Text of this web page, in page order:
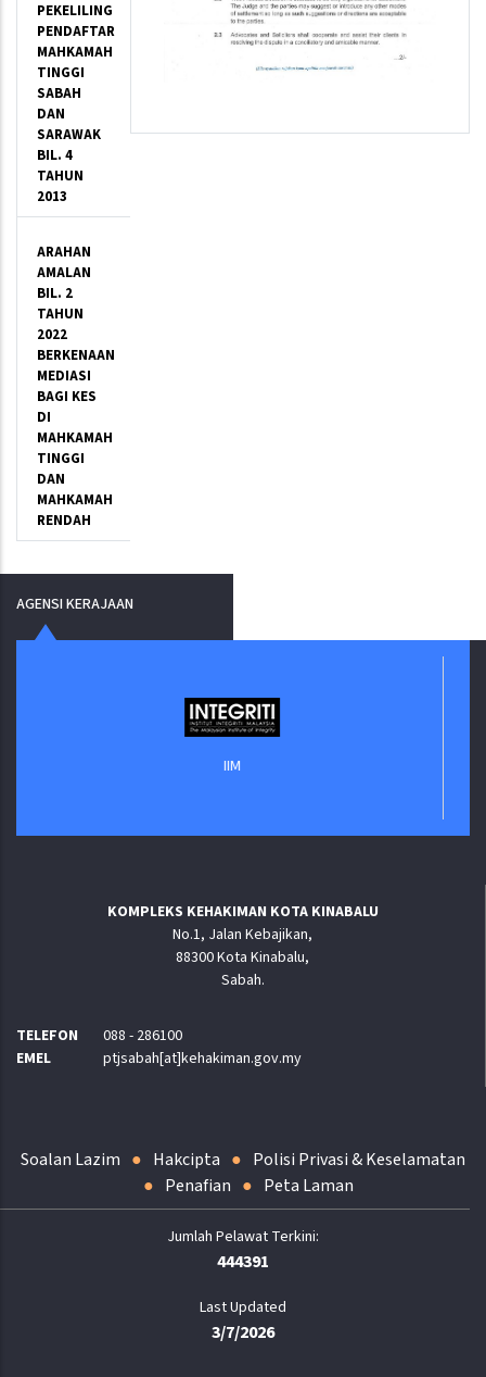
PEKELILING
PENDAFTAR
MAHKAMAH
TINGGI
SABAH
DAN
SARAWAK
BIL. 4
TAHUN
2013
ARAHAN
AMALAN
BIL. 2
TAHUN
2022
BERKENAAN
MEDIASI
BAGI KES
DI
MAHKAMAH
TINGGI
DAN
MAHKAMAH
RENDAH
AGENSI KERAJAAN
KOMPLEKS KEHAKIMAN KOTA KINABALU
No.1, Jalan Kebajikan,
88300 Kota Kinabalu,
Sabah.
TELEFON
088 - 286100
EMEL
ptjsabah[at]kehakiman.gov.my
Soalan Lazim Hakcipta
Polisi Privasi & Keselamatan
Penafian
Peta Laman
444391
Last Updated
3/7/2026